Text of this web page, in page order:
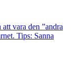
vara den ”andra
Tips: Sanna